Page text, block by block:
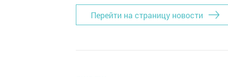
Перейти на страницу новости